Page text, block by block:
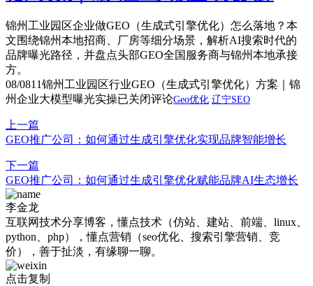
锦州工业园区企业做GEO（生成式引擎优化）怎么落地？本
文围绕锦州本地招商、厂房等细分场景，解析AI搜索时代的
品牌曝光路径，并盘点头部GEO全国服务商与锦州本地承接
方。
08/0811锦州工业园区行业GEO（生成式引擎优化）方案｜锦
州企业大模型曝光实操已关闭评论Geo优化 辽宁SEO
上一篇
GEO推广公司：如何通过生成引擎优化实现品牌智能增长
下一篇
GEO推广公司：如何通过生成引擎优化赋能品牌AI生态增长
李金龙
互联网技术分享博客，懂点技术（仿站、建站、前端、linux、
python、php），懂点营销（seo优化、搜索引擎营销、竞
价），善于扯淡，有缘聊一聊。
点击复制